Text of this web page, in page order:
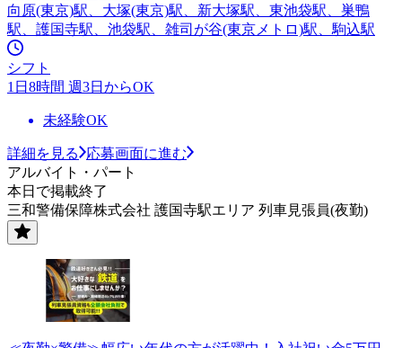
向原(東京)駅、大塚(東京)駅、新大塚駅、東池袋駅、巣鴨
駅、護国寺駅、池袋駅、雑司が谷(東京メトロ)駅、駒込駅
シフト
1日8時間 週3日からOK
未経験OK
詳細を見る
応募画面に進む
アルバイト・パート
本日で掲載終了
三和警備保障株式会社 護国寺駅エリア 列車見張員(夜勤)